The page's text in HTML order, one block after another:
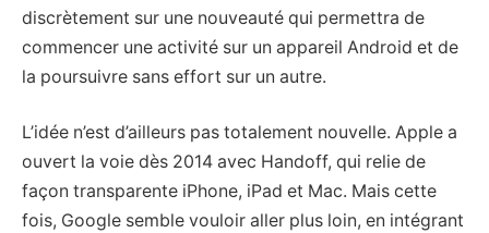
discrètement sur une nouveauté qui permettra de
commencer une activité sur un appareil Android et de
la poursuivre sans effort sur un autre.
L’idée n’est d’ailleurs pas totalement nouvelle. Apple a
ouvert la voie dès 2014 avec Handoff, qui relie de
façon transparente iPhone, iPad et Mac. Mais cette
fois, Google semble vouloir aller plus loin, en intégrant